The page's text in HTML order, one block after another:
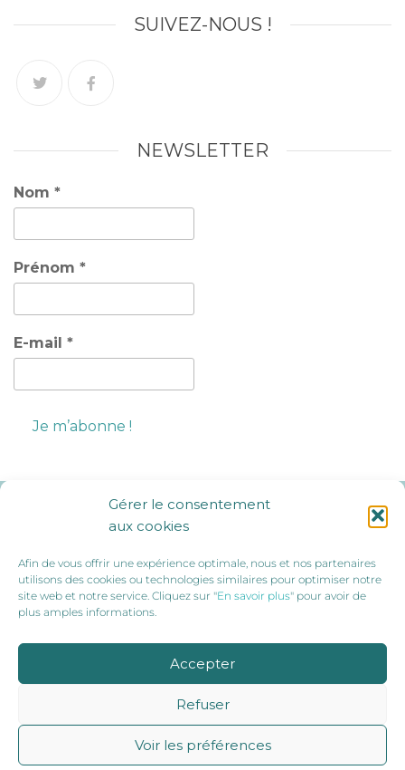
Gérer le consentement
aux cookies
Afin de vous offrir une expérience optimale, nous et nos partenaires
utilisons des cookies ou technologies similaires pour optimiser notre
site web et notre service. Cliquez sur "En savoir plus" pour avoir de
plus amples informations.
Accepter
Refuser
Voir les préférences
SUIVEZ-NOUS !
NEWSLETTER
Nom *
Prénom *
E-mail *
Ils nous soutiennent :